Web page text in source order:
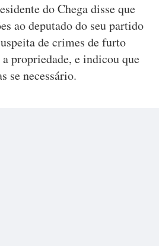
do Chega disse que
ao deputado do seu partido
de crimes de furto
propriedade, e indicou que
se necessário.